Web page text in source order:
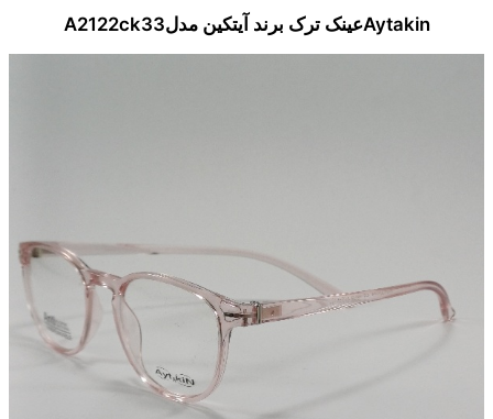
Aytakinعینک ترک برند آیتکین مدلA2122ck33